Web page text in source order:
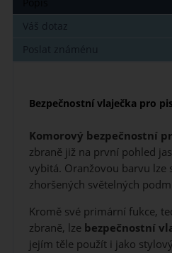
Váš dotaz
Poslat známénu
Bezpečnostní vlaječka pro
Komorový bezpečnostní
zbraně již na první pohled
vybitá. Oranžovou barvu lze
zhoršených světelných
Kromě své primární fukce,
zbraně, lze bezpečnostní
jejím těle použít i jako